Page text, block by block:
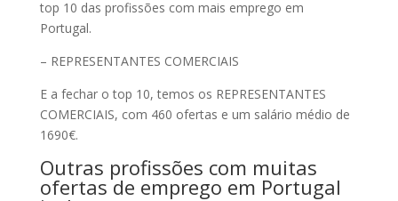
top 10 das profissões com mais emprego em
Portugal.
– REPRESENTANTES COMERCIAIS
E a fechar o top 10, temos os REPRESENTANTES
COMERCIAIS, com 460 ofertas e um salário médio de
1690€.
Outras profissões com muitas
ofertas de emprego em Portugal